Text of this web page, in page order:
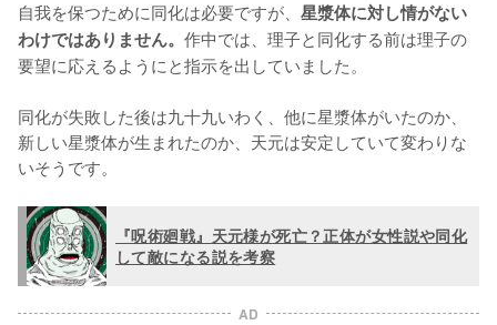
自我を保つために同化は必要ですが、 星漿体に対し情がない
わけではありません。 作中では、理子と同化する前は理子の
要望に応えるようにと指示を出していました。
同化が失敗した後は九十九いわく、他に星漿体がいたのか、
新しい星漿体が生まれたのか、天元は安定していて変わりな
いそうです。
『呪術廻戦』天元様が死亡？正体が女性説や同化
して敵になる説を考察
AD